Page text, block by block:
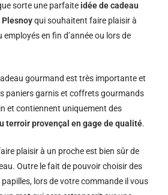
sorte une parfaite idée de cadeau
qui souhaitent faire plaisir à
en fin d’année ou lors de
gourmand est très importante et
paniers garnis et coffrets gourmands
et contiennent uniquement des
terroir provençal en gage de qualité.
plaisir à un proche est bien sûr de
Outre le fait de pouvoir choisir des
lors de votre commande il vous